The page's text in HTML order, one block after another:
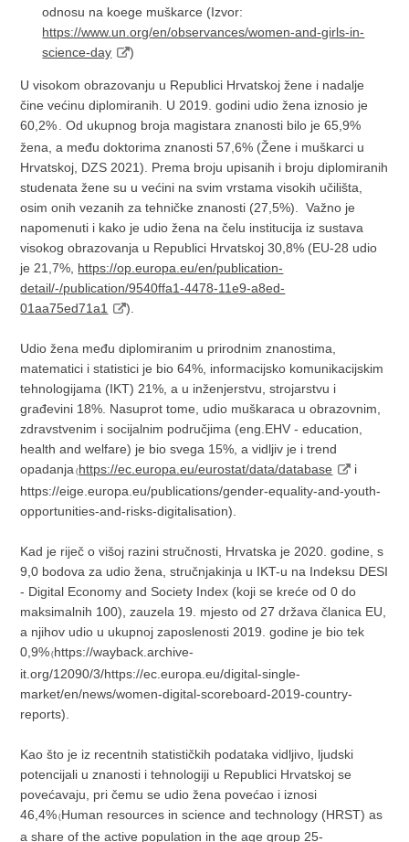
odnosu na koege muškarce (Izvor:
https://www.un.org/en/observances/women-and-girls-in-
science-day
)
U visokom obrazovanju u Republici Hrvatskoj žene i nadalje
čine većinu diplomiranih. U 2019. godini udio žena iznosio je
60,2%. Od ukupnog broja magistara znanosti bilo je 65,9%
žena, a među doktorima znanosti 57,6% (Žene i muškarci u
Hrvatskoj, DZS 2021). Prema broju upisanih i broju diplomiranih
studenata žene su u većini na svim vrstama visokih učilišta,
osim onih vezanih za tehničke znanosti (27,5%). Važno je
napomenuti i kako je udio žena na čelu institucija iz sustava
visokog obrazovanja u Republici Hrvatskoj 30,8% (EU-28 udio
je 21,7%, https://op.europa.eu/en/publication-
detail/-/publication/9540ffa1-4478-11e9-a8ed-
01aa75ed71a1
).
Udio žena među diplomiranim u prirodnim znanostima,
matematici i statistici je bio 64%, informacijsko komunikacijskim
tehnologijama (IKT) 21%, a u inženjerstvu, strojarstvu i
građevini 18%. Nasuprot tome, udio muškaraca u obrazovnim,
zdravstvenim i socijalnim područjima (eng.EHV - education,
health and welfare) je bio svega 15%, a vidljiv je i trend
opadanja (https://ec.europa.eu/eurostat/data/database
i
https://eige.europa.eu/publications/gender-equality-and-youth-
opportunities-and-risks-digitalisation).
Kad je riječ o višoj razini stručnosti, Hrvatska je 2020. godine, s
9,0 bodova za udio žena, stručnjakinja u IKT-u na Indeksu DESI
- Digital Economy and Society Index (koji se kreće od 0 do
maksimalnih 100), zauzela 19. mjesto od 27 država članica EU,
a njihov udio u ukupnoj zaposlenosti 2019. godine je bio tek
0,9% (https://wayback.archive-
it.org/12090/3/https://ec.europa.eu/digital-single-
market/en/news/women-digital-scoreboard-2019-country-
reports).
Kao što je iz recentnih statističkih podataka vidljivo, ljudski
potencijali u znanosti i tehnologiji u Republici Hrvatskoj se
povećavaju, pri čemu se udio žena povećao i iznosi
46,4% (Human resources in science and technology (HRST) as
a share of the active population in the age group 25-